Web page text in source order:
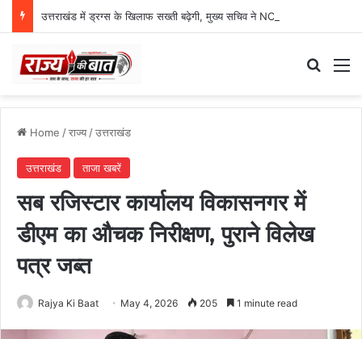
Home /राज्य/उत्तराखंड
उत्तराखंड ताजा खबरें
सब रजिस्टार कार्यालय विकासनगर में
डीएम का औचक निरीक्षण, पुराने विलेख
पत्र जब्त
Rajya Ki Baat May 4, 2026 205 1 minute read